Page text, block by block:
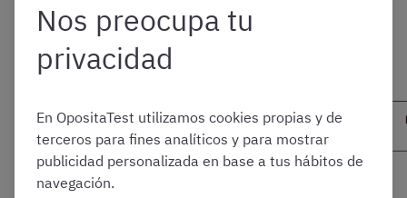
Nos preocupa tu
privacidad
En OpositaTest utilizamos cookies propias y de
terceros para fines analíticos y para mostrar
publicidad personalizada en base a tus hábitos de
navegación.